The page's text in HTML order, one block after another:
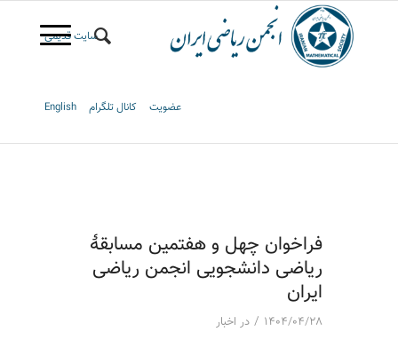
سایت قدیمی
عضویت کانال تلگرام English
فراخوان چهل و هفتمین مسابقۀ
ریاضی دانشجویی انجمن ریاضی
ایران
۱۴۰۴/۰۴/۲۸ / در اخبار